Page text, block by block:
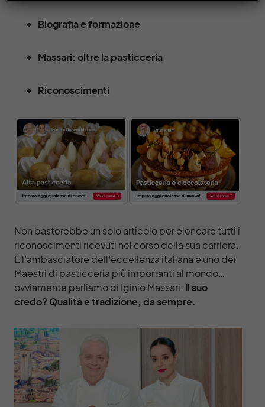
Biografia e formazione
Massari: oltre la pasticceria
Riconoscimenti
Non basterebbe un solo articolo per elencare tutti i
riconoscimenti ricevuti nel corso della sua carriera.
È l’ambasciatore dell’eccellenza italiana e uno dei
Maestri di pasticceria più importanti al mondo…
ovviamente parliamo di Iginio Massari. Il suo
credo? Qualità e tradizione, da sempre.